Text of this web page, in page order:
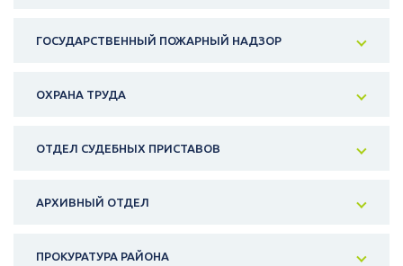
ГОСУДАРСТВЕННЫЙ ПОЖАРНЫЙ НАДЗОР
ОХРАНА ТРУДА
ОТДЕЛ СУДЕБНЫХ ПРИСТАВОВ
АРХИВНЫЙ ОТДЕЛ
ПРОКУРАТУРА РАЙОНА